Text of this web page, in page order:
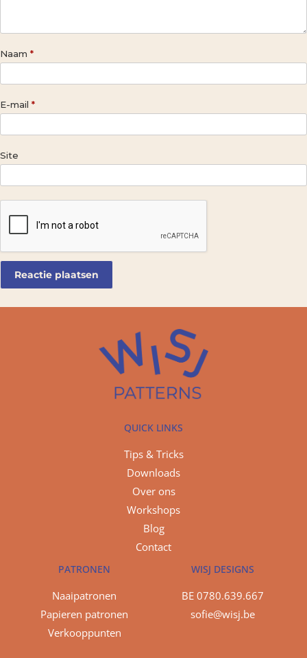
Naam *
E-mail *
Site
QUICK LINKS
Tips & Tricks
Downloads
Over ons
Workshops
Blog
Contact
PATRONEN
Naaipatronen
Papieren patronen
Verkooppunten
WISJ DESIGNS
BE 0780.639.667
sofie@wisj.be